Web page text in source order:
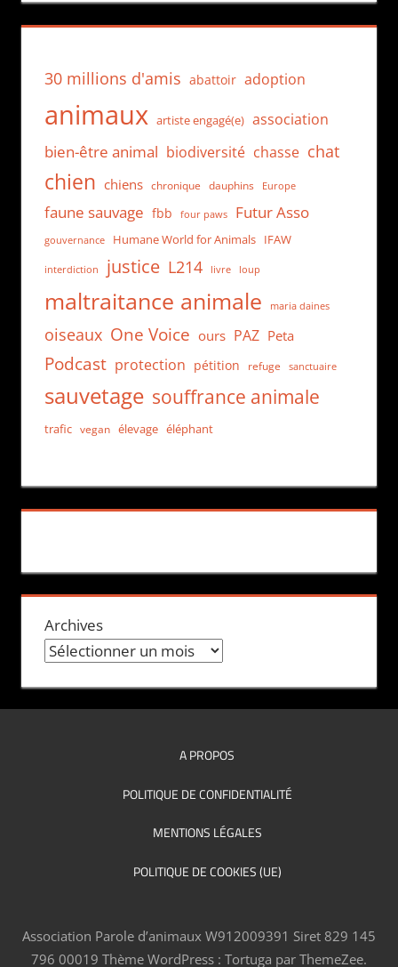
30 millions d'amis abattoir adoption
animaux artiste engagé(e) association
bien-être animal biodiversité chasse chat
chien chiens chronique dauphins Europe
faune sauvage fbb four paws Futur Asso
gouvernance Humane World for Animals IFAW
interdiction justice L214 livre loup
maltraitance animale maria daines
oiseaux One Voice ours PAZ Peta
Podcast protection pétition refuge sanctuaire
sauvetage souffrance animale
trafic vegan élevage éléphant
Archives
A PROPOS
POLITIQUE DE CONFIDENTIALITÉ
MENTIONS LÉGALES
POLITIQUE DE COOKIES (UE)
Association Parole d’animaux W912009391 Siret 829 145
796 00019 Thème WordPress : Tortuga par ThemeZee.